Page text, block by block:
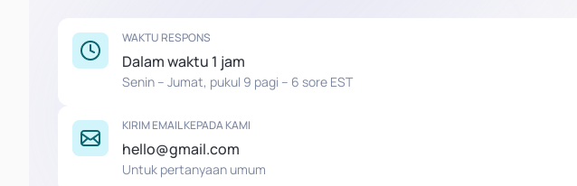
WAKTU RESPONS
Dalam waktu 1 jam
Senin – Jumat, pukul 9 pagi – 6 sore EST
KIRIM EMAIL KEPADA KAMI
hello@gmail.com
Untuk pertanyaan umum